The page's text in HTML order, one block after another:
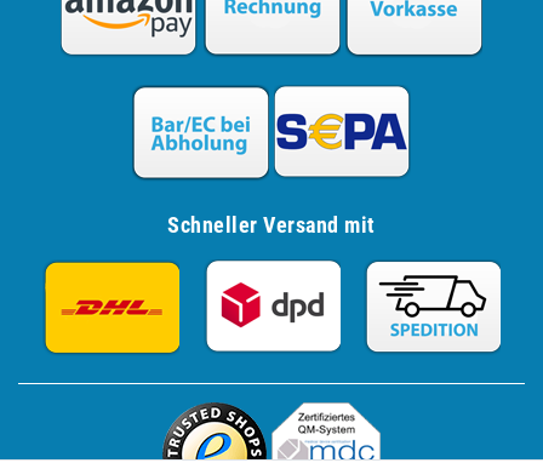
Schneller Versand mit